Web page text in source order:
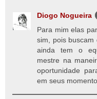
Diogo Nogueira
Para mim elas
sim, pois
ainda tem o
mestre na
oportunidade
em seus